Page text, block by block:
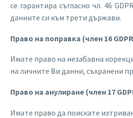
се гарантира съгласно чл. 46
данните си към трети държави.
Право на поправка (член 16
Имате право на незабавна
на личните Ви данни, съхранени
Право на анулиране (член 17
Имате право да поискате